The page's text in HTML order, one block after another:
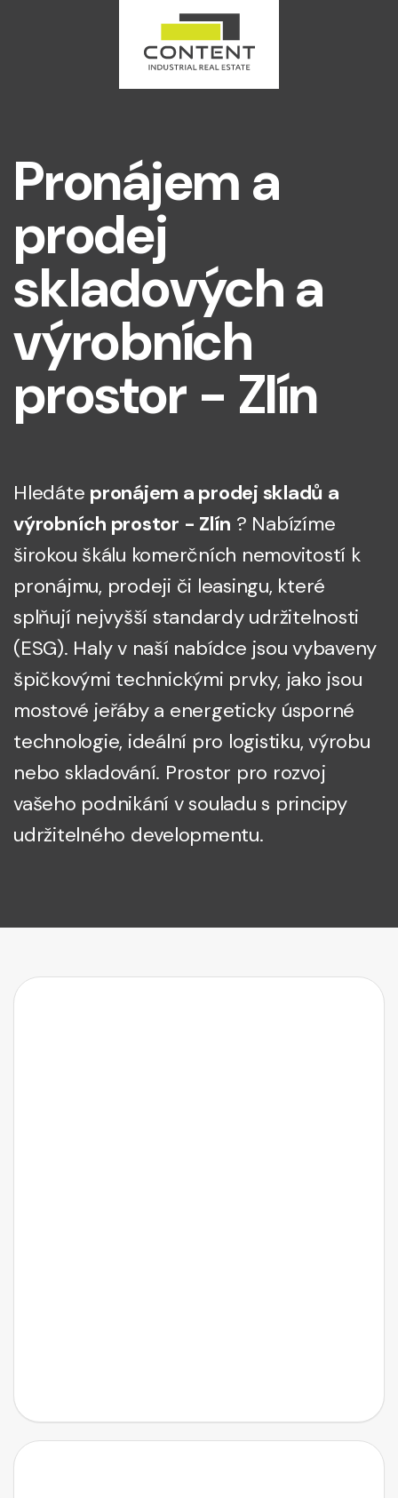
Pronájem a
prodej
skladových a
výrobních
prostor - Zlín
Hledáte pronájem a prodej skladů a
výrobních prostor - Zlín ? Nabízíme
širokou škálu komerčních nemovitostí k
pronájmu, prodeji či leasingu, které
splňují nejvyšší standardy udržitelnosti
(ESG). Haly v naší nabídce jsou vybaveny
špičkovými technickými prvky, jako jsou
mostové jeřáby a energeticky úsporné
technologie, ideální pro logistiku, výrobu
nebo skladování. Prostor pro rozvoj
vašeho podnikání v souladu s principy
udržitelného developmentu.